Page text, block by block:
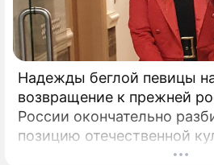
Надежды беглой певицы
возвращение к прежней
России окончательно
позицию отечественной
Эпопея вокруг